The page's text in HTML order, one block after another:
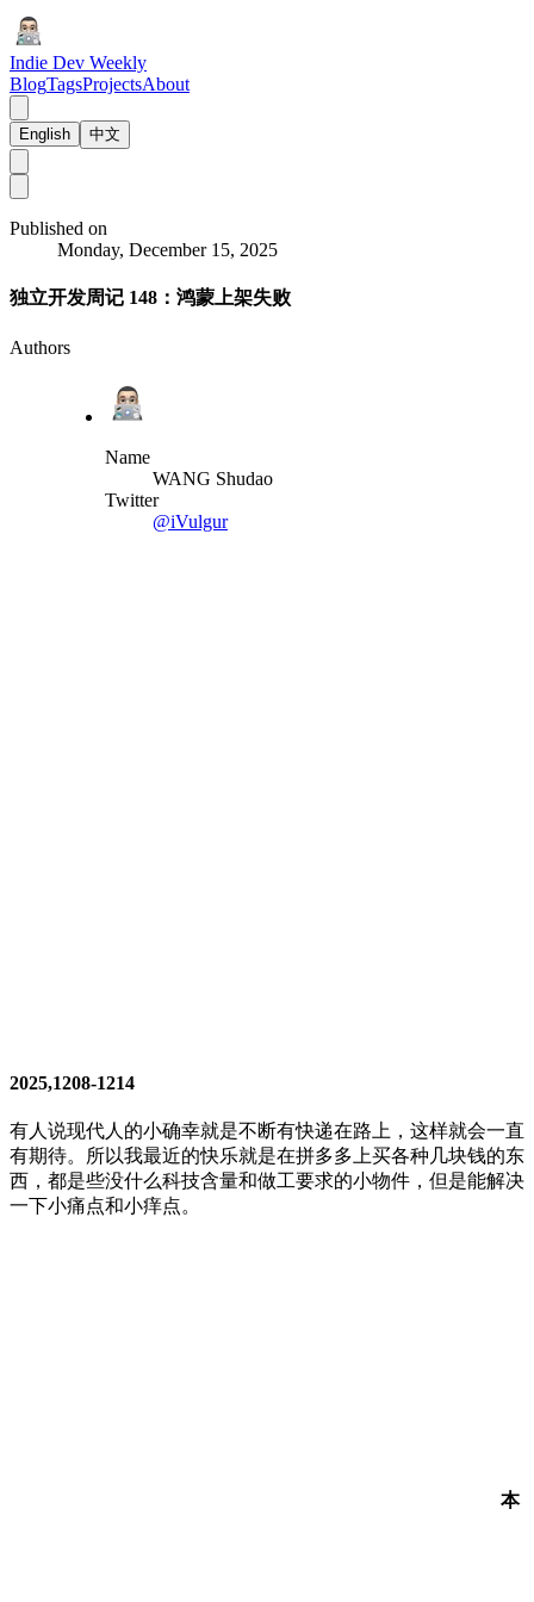
Indie Dev Weekly
BlogTagsProjectsAbout
English 中文
Published on
Monday, December 15, 2025
独立开发周记 148：鸿蒙上架失败
Authors
Name
WANG Shudao
Twitter
@iVulgur
2025,1208-1214
有人说现代人的小确幸就是不断有快递在路上，这样就会一直
有期待。所以我最近的快乐就是在拼多多上买各种几块钱的东
西，都是些没什么科技含量和做工要求的小物件，但是能解决
一下小痛点和小痒点。
本